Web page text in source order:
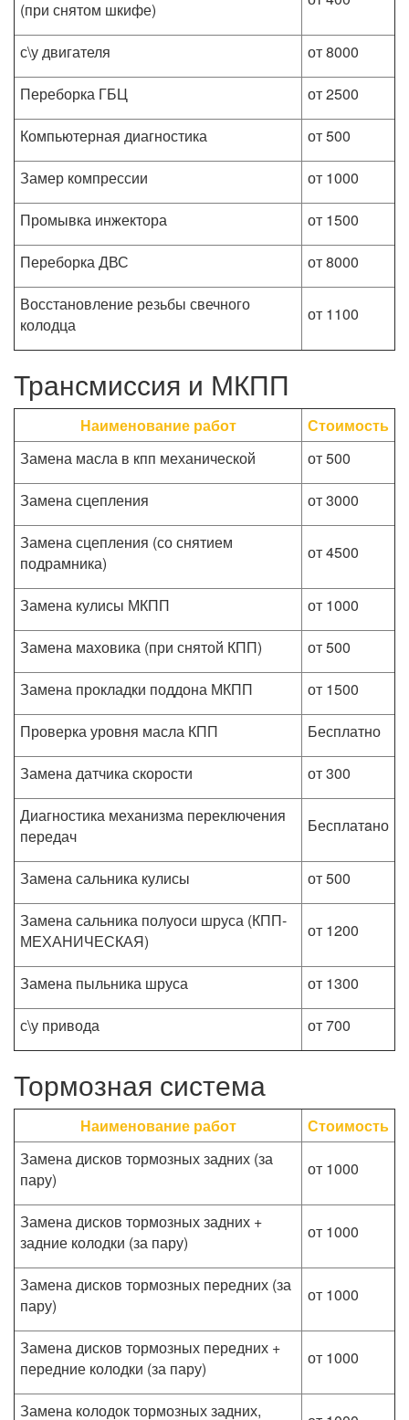
(при снятом шкифе)
с\у двигателя
от 8000
Переборка ГБЦ
от 2500
Компьютерная диагностика
от 500
Замер компрессии
от 1000
Промывка инжектора
от 1500
Переборка ДВС
от 8000
Восстановление резьбы свечного
колодца
от 1100
Трансмиссия и МКПП
Наименование работ
Стоимость
Замена масла в кпп механической
от 500
Замена сцепления
от 3000
Замена сцепления (со снятием
подрамника)
от 4500
Замена кулисы МКПП
от 1000
Замена маховика (при снятой КПП)
от 500
Замена прокладки поддона МКПП
от 1500
Проверка уровня масла КПП
Бесплатно
Замена датчика скорости
от 300
Диагностика механизма переключения
передач
Бесплатaно
Замена сальника кулисы
от 500
Замена сальника полуоси шруса (КПП-
МЕХАНИЧЕСКАЯ)
от 1200
Замена пыльника шруса
от 1300
с\у привода
от 700
Тормозная система
Наименование работ
Стоимость
Замена дисков тормозных задних (за
пару)
от 1000
Замена дисков тормозных задних +
задние колодки (за пару)
от 1000
Замена дисков тормозных передних (за
пару)
от 1000
Замена дисков тормозных передних +
передние колодки (за пару)
от 1000
Замена колодок тормозных задних,